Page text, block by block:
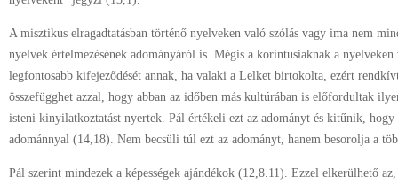
A misztikus elragadtatásban történő nyelveken való szólás vagy ima nem
nyelvek értelmezésének adományáról is. Mégis a korintusiaknak a nyelveken
legfontosabb kifejeződését annak, ha valaki a Lelket birtokolta, ezért
összefügghet azzal, hogy abban az időben más kultúrában is előfordultak
isteni kinyilatkoztatást nyertek. Pál értékeli ezt az adományt és kitűnik, hogy
adománnyal (14,18). Nem becsüli túl ezt az adományt, hanem besorolja a
Pál szerint mindezek a képességek ajándékok (12,8.11). Ezzel elkerülhető